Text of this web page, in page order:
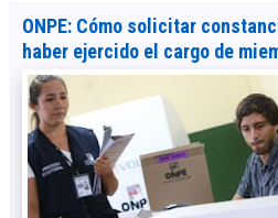
ONPE: Cómo solicitar
haber ejercido el cargo de